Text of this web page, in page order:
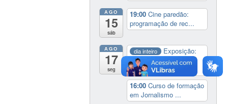
AGO
15
sáb
19:00Cine paredão:
programação de rec...
AGO
17
seg
dia inteiro
Exposição:
Perder Tudo.
Novament...
16:00Curso de formação
em Jornalismo ...